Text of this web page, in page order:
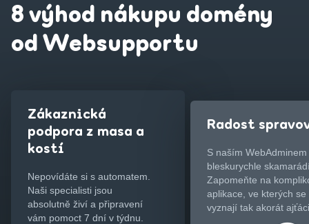
8 výhod nákupu domény
od Websupportu
Zákaznická
podpora z masa a
kostí
Nepovídáte si s automatem.
Naši specialisti jsou
absolutně živí a připravení
vám pomoct 7 dní v týdnu.
Radost
S naším WebAdminem
bleskurychle
Zapomeňte na
aplikace, ve kterých se
vyznají tak akorát